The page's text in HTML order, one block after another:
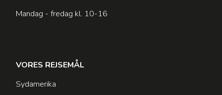
Mandag - fredag kl. 10-16
VORES REJSEMÅL
Sydamerika